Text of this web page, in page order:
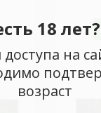
18 лет?
на
возраст